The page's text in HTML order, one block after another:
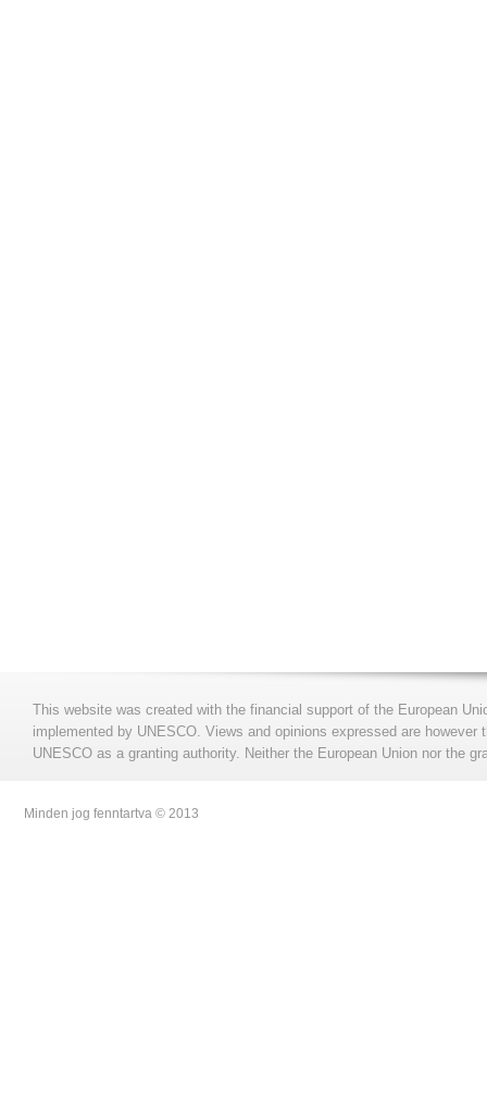
This website was created with the financial support of the European
implemented by UNESCO. Views and opinions expressed are
UNESCO as a granting authority. Neither the European Union nor the
Minden jog fenntartva © 2013